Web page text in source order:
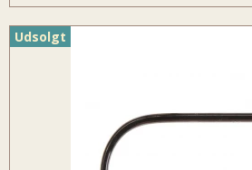
Udsolgt